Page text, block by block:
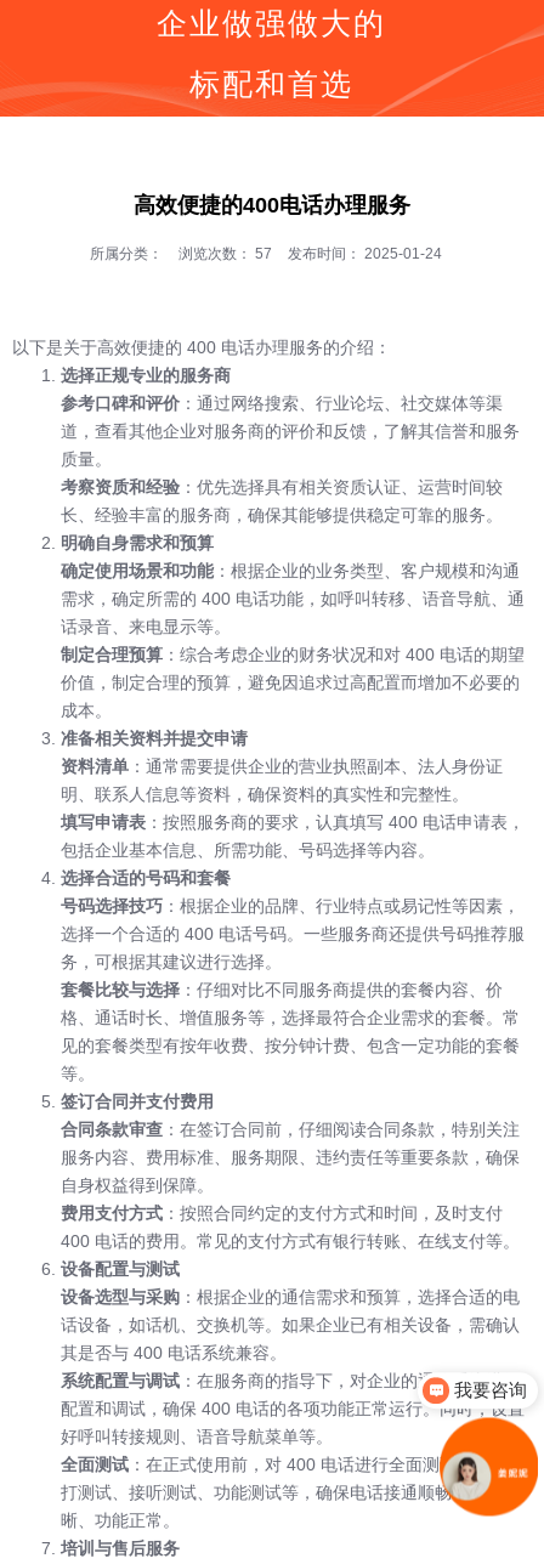
全国400电话受理中心
400号码呼叫中心平台技术服务商
同等价格，号码更好
全国400服务热线：
企业做强做大的
标配和首选
高效便捷的400电话办理服务
所属分类： 浏览次数： 57 发布时间： 2025-01-24
以下是关于高效便捷的 400 电话办理服务的介绍：
选择正规专业的服务商
参考口碑和评价 ：通过网络搜索、行业论坛、社交媒体等渠
道，查看其他企业对服务商的评价和反馈，了解其信誉和服务
质量。
考察资质和经验 ：优先选择具有相关资质认证、运营时间较
长、经验丰富的服务商，确保其能够提供稳定可靠的服务。
明确自身需求和预算
确定使用场景和功能：根据企业的业务类型、客户规模和沟通
需求，确定所需的 400 电话功能，如呼叫转移、语音导航、通
话录音、来电显示等。
制定合理预算 ：综合考虑企业的财务状况和对 400 电话的期望
价值，制定合理的预算，避免因追求过高配置而增加不必要的
成本。
准备相关资料并提交申请
资料清单 ：通常需要提供企业的营业执照副本、法人身份证
明、联系人信息等资料，确保资料的真实性和完整性。
填写申请表 ：按照服务商的要求，认真填写 400 电话申请表，
包括企业基本信息、所需功能、号码选择等内容。
选择合适的号码和套餐
号码选择技巧 ：根据企业的品牌、行业特点或易记性等因素，
选择一个合适的 400 电话号码。一些服务商还提供号码推荐服
务，可根据其建议进行选择。
套餐比较与选择 ：仔细对比不同服务商提供的套餐内容、价
格、通话时长、增值服务等，选择最符合企业需求的套餐。常
见的套餐类型有按年收费、按分钟计费、包含一定功能的套餐
等。
签订合同并支付费用
合同条款审查 ：在签订合同前，仔细阅读合同条款，特别关注
服务内容、费用标准、服务期限、违约责任等重要条款，确保
自身权益得到保障。
费用支付方式 ：按照合同约定的支付方式和时间，及时支付
400 电话的费用。常见的支付方式有银行转账、在线支付等。
设备配置与测试
设备选型与采购 ：根据企业的通信需求和预算，选择合适的电
话设备，如话机、交换机等。如果企业已有相关设备，需确认
其是否与 400 电话系统兼容。
系统配置与调试 ：在服务商的指导下，对企业的通信系统进行
配置和调试，确保 400 电话的各项功能正常运行。同时，设置
好呼叫转接规则、语音导航菜单等。
全面测试 ：在正式使用前，对 400 电话进行全面测试，包括拨
打测试、接听测试、功能测试等，确保电话接通顺畅、音质清
晰、功能正常。
培训与售后服务
我要咨询
你们是怎么收费的呢